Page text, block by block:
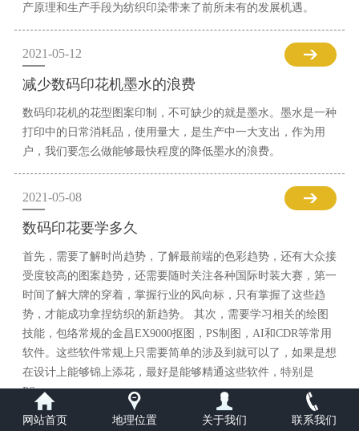
产原理和生产手段为纺织印染带来了前所未有的发展机遇。
2021-05-12
减少数码印花机墨水的浪费
数码印花机的花型图案印制，不可缺少的就是墨水。墨水是一种
打印中的日常消耗品，使用量大，是生产中一大支出，作为用
户，我们要怎么做能够最快程度的降低墨水的浪费。
2021-05-08
数码印花要学多久
首先，需要了解时尚趋势，了解最前端的色彩趋势，还有大众接
受度较高的图案趋势，还需要随时关注各种国际时装大赛，第一
时间了解大牌的穿着，掌握行业的风向标，只有掌握了这些趋
势，才能成功拿捏纺织的新趋势。 其次，需要学习相关的绘图
技能，包络常规的金昌EX9000抠图，PS制图，AI和CDR等常用
软件。这些软件常规上只需要简单的涉及到就可以了，如果是想
在设计上能够锦上添花，最好是能够精通这些软件，特别是
PS。
网站首页 地理位置 关于我们 联系我们